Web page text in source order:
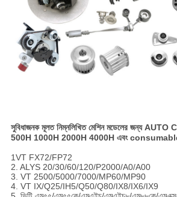
সুবিধাজনক মূলত নিম্নলিখিত মেশিন মডেলের জন্য AUTO
500H 1000H 2000H 4000H এবং
1VT FX72/FP72
2. ALYS 20/30/60/120/P2000/A0/A00
3. VT 2500/5000/7000/MP60/MP90
4. VT IX/Q25/IH5/Q50/Q80/IX8/IX6/IX9